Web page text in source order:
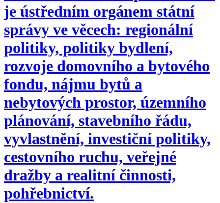
je ústředním orgánem státní
správy ve věcech: regionální
politiky, politiky bydlení,
rozvoje domovního a bytového
fondu, nájmu bytů a
nebytových prostor, územního
plánování, stavebního řádu,
vyvlastnění, investiční politiky,
cestovního ruchu, veřejné
dražby a realitní činnosti,
pohřebnictví.